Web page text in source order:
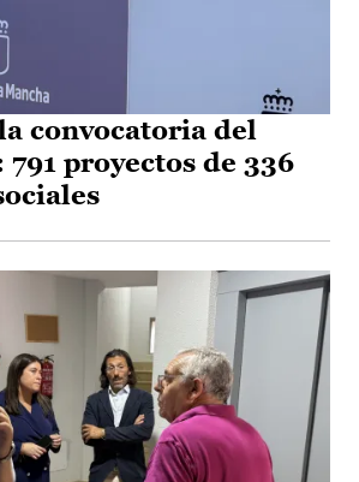
convocatoria del
proyectos de 336